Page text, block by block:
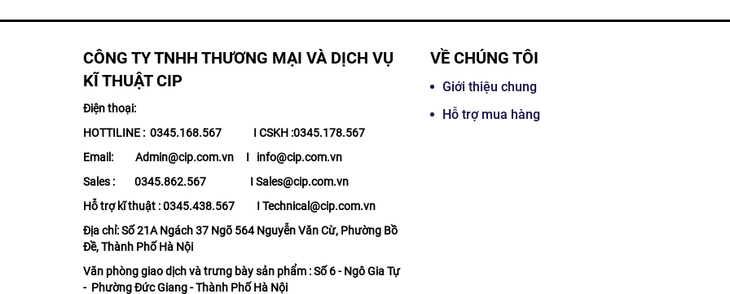
CÔNG TY TNHH THƯƠNG MẠI VÀ DỊCH VỤ
KĨ THUẬT CIP
Điện thoại:
HOTTILINE : 0345.168.567 I CSKH :0345.178.567
Email: Admin@cip.com.vn I info@cip.com.vn
Sales : 0345.862.567 I Sales@cip.com.vn
Hỗ trợ kĩ thuật : 0345.438.567 I Technical@cip.com.vn
Địa chỉ: Số 21A Ngách 37 Ngõ 564 Nguyễn Văn Cừ, Phường Bồ
Đề, Thành Phố Hà Nội
Văn phòng giao dịch và trưng bày sản phẩm : Số 6 - Ngô Gia Tự
- Phường Đức Giang - Thành Phố Hà Nội
VỀ CHÚNG TÔI
Giới thiệu chung
Hỗ trợ mua hàng